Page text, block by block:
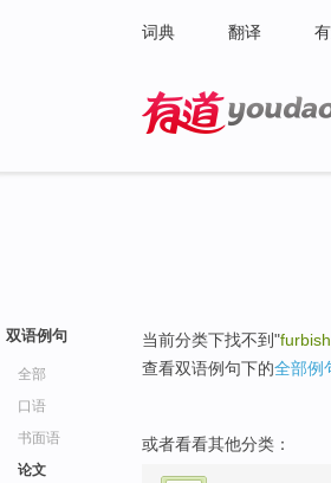
词典 翻译
双语例句
全部
口语
书面语
论文
当前分类下找不到"
查看双语例句下的全部例
或者看看其他分类：